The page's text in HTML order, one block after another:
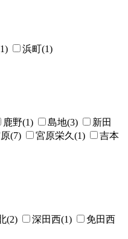
浜町(1)
鹿野(1) 島地(3)
新田
(7) 宮原栄久(1)
吉本
(2) 深田西(1)
免田西